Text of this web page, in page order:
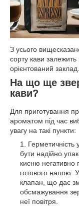
З усього
сорту кави залежить
орієнтований заклад.
На що ще
кави?
Для приготування
ароматом під час
увагу на такі пункти:
бути надійно
кисню негативно
готового напою.
клапан, що дає
обсмажування
неї повітря.